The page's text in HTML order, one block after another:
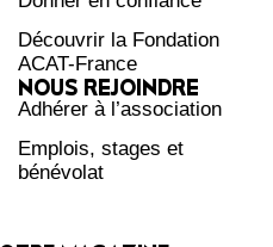
Découvrir la Fondation
ACAT-France
NOUS REJOINDRE
Adhérer à l’association
Emplois, stages et
bénévolat